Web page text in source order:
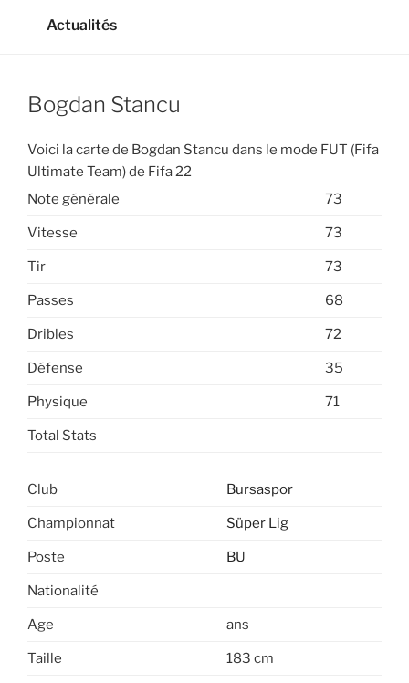
Actualités
Bogdan Stancu
Voici la carte de Bogdan Stancu dans le mode FUT (Fifa
Ultimate Team) de Fifa 22
Note générale
73
Vitesse 73
Tir 73
Passes 68
Dribles 72
Défense 35
Physique 71
Total Stats
Club Bursaspor
Championnat Süper Lig
Poste BU
Nationalité
Age ans
Taille 183 cm